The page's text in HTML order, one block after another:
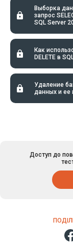
Выборка
запрос
SQL Server
Как
DELETE в
Удаление
данных и ее
Доступ до